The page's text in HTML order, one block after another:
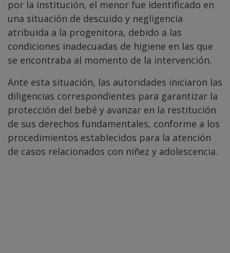
por la institución, el menor fue identificado en
una situación de descuido y negligencia
atribuida a la progenitora, debido a las
condiciones inadecuadas de higiene en las que
se encontraba al momento de la intervención.
Ante esta situación, las autoridades iniciaron las
diligencias correspondientes para garantizar la
protección del bebé y avanzar en la restitución
de sus derechos fundamentales, conforme a los
procedimientos establecidos para la atención
de casos relacionados con niñez y adolescencia.